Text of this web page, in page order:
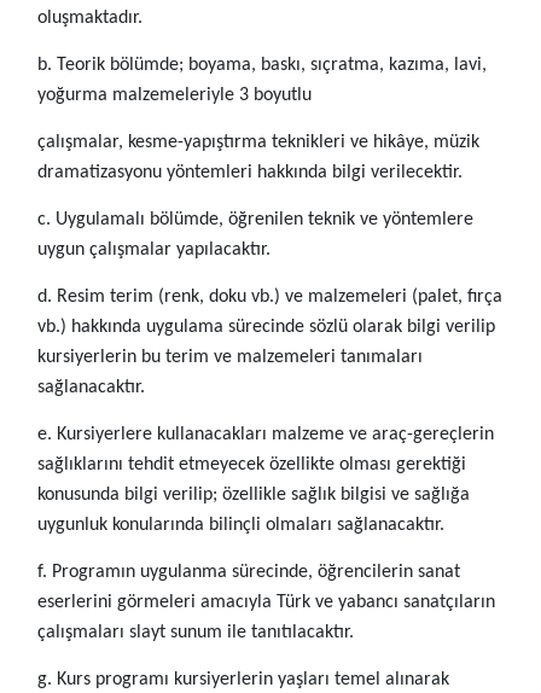
oluşmaktadır.
b. Teorik bölümde; boyama, baskı, sıçratma, kazıma, lavi,
yoğurma malzemeleriyle 3 boyutlu
çalışmalar, kesme-yapıştırma teknikleri ve hikâye, müzik
dramatizasyonu yöntemleri hakkında bilgi verilecektir.
c. Uygulamalı bölümde, öğrenilen teknik ve yöntemlere
uygun çalışmalar yapılacaktır.
d. Resim terim (renk, doku vb.) ve malzemeleri (palet, fırça
vb.) hakkında uygulama sürecinde sözlü olarak bilgi verilip
kursiyerlerin bu terim ve malzemeleri tanımaları
sağlanacaktır.
e. Kursiyerlere kullanacakları malzeme ve araç-gereçlerin
sağlıklarını tehdit etmeyecek özellikte olması gerektiği
konusunda bilgi verilip; özellikle sağlık bilgisi ve sağlığa
uygunluk konularında bilinçli olmaları sağlanacaktır.
f. Programın uygulanma sürecinde, öğrencilerin sanat
eserlerini görmeleri amacıyla Türk ve yabancı sanatçıların
çalışmaları slayt sunum ile tanıtılacaktır.
g. Kurs programı kursiyerlerin yaşları temel alınarak